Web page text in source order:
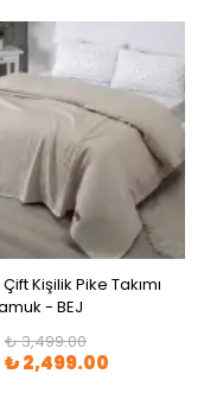
Kişilik Pike Takımı
- BEJ
₺ 3,499.00
₺ 2,499.00